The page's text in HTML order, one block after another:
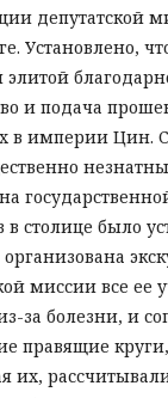
депутатской
Установлено,
элитой
и подача
в империи Цин.
в столице было
миссии все
за болезни, и
правящие
их,